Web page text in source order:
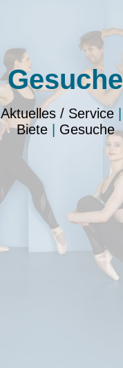
Gesuche
Aktuelles / Service |
Biete| Gesuche